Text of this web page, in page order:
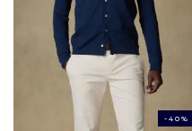
-40%